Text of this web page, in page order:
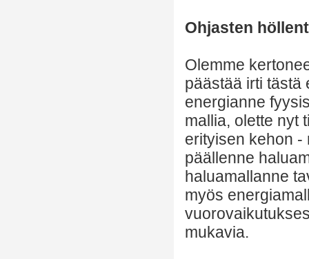
Ohjasten
Olemme
päästää irti tästä
energianne
mallia, olette nyt
erityisen kehon -
päällenne
haluamallanne
myös
mukavia.